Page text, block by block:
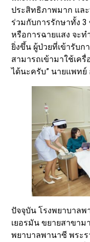
ประสิทธิภาพมาก และ
ร่วมกับการรักษาทั้ง
หรือการฉายแสง จะ
ยิ่งขึ้น ผู้ป่วยที่เข้ารับก
สามารถเข้ามาใช้เค
ได้นะครับ” นายแพทย์
ปัจจุบัน โรงพยาบาลพ
เยอรมัน ขยายสาขาม
พยาบาลพานาซี พระร